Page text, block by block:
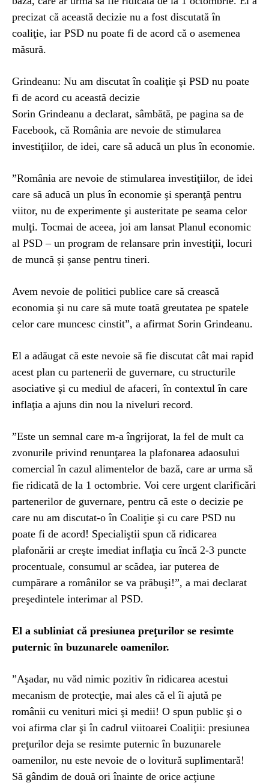
precizat că această decizie nu a fost discutată în
coaliţie, iar PSD nu poate fi de acord că o asemenea
măsură.
Grindeanu: Nu am discutat în coaliţie şi PSD nu poate
fi de acord cu această decizie
Sorin Grindeanu a declarat, sâmbătă, pe pagina sa de
Facebook, că România are nevoie de stimularea
investiţiilor, de idei, care să aducă un plus în economie.
”România are nevoie de stimularea investiţiilor, de idei
care să aducă un plus în economie şi speranţă pentru
viitor, nu de experimente şi austeritate pe seama celor
mulţi. Tocmai de aceea, joi am lansat Planul economic
al PSD – un program de relansare prin investiţii, locuri
de muncă şi şanse pentru tineri.
Avem nevoie de politici publice care să crească
economia şi nu care să mute toată greutatea pe spatele
celor care muncesc cinstit”, a afirmat Sorin Grindeanu.
El a adăugat că este nevoie să fie discutat cât mai rapid
acest plan cu partenerii de guvernare, cu structurile
asociative şi cu mediul de afaceri, în contextul în care
inflaţia a ajuns din nou la niveluri record.
”Este un semnal care m-a îngrijorat, la fel de mult ca
zvonurile privind renunţarea la plafonarea adaosului
comercial în cazul alimentelor de bază, care ar urma să
fie ridicată de la 1 octombrie. Voi cere urgent clarificări
partenerilor de guvernare, pentru că este o decizie pe
care nu am discutat-o în Coaliţie şi cu care PSD nu
poate fi de acord! Specialiştii spun că ridicarea
plafonării ar creşte imediat inflaţia cu încă 2-3 puncte
procentuale, consumul ar scădea, iar puterea de
cumpărare a românilor se va prăbuşi!”, a mai declarat
preşedintele interimar al PSD.
El a subliniat că presiunea preţurilor se resimte
puternic în buzunarele oamenilor.
”Aşadar, nu văd nimic pozitiv în ridicarea acestui
mecanism de protecţie, mai ales că el îi ajută pe
românii cu venituri mici şi medii! O spun public şi o
voi afirma clar şi în cadrul viitoarei Coaliţii: presiunea
preţurilor deja se resimte puternic în buzunarele
oamenilor, nu este nevoie de o lovitură suplimentară!
Să gândim de două ori înainte de orice acţiune